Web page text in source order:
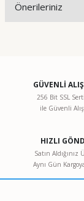
Önerileriniz
Görüş ve
Ürün resmi
Ürün
Ürün fiyatı
GÜVENLİ
256 Bit SSL
ile Güvenli
HIZLI
Satın Aldığınız
Aynı Gün